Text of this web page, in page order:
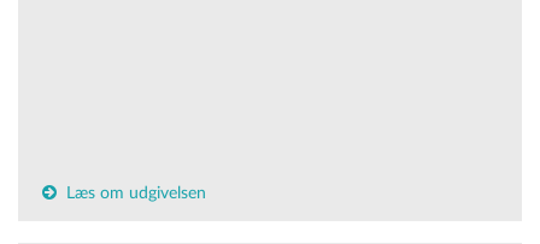
Læs om udgivelsen